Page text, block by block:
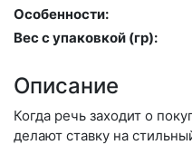
Особенности:
Вес с упаковкой (гр):
Описание
Когда речь заходит о
делают ставку на